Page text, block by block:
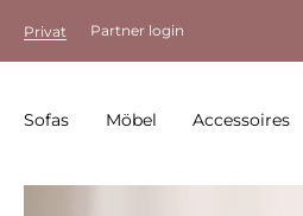
Privat Partner login
Sofas Möbel Accessoires